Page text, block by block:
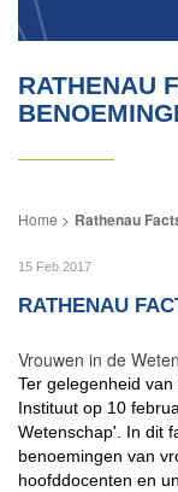
RATHENAU
Rathenau
15 Feb 2017
RATHENAU
Vrouwen in de
Ter gelegenheid
Instituut op 10
Wetenschap'. In dit
benoemingen van
hoofddocenten en